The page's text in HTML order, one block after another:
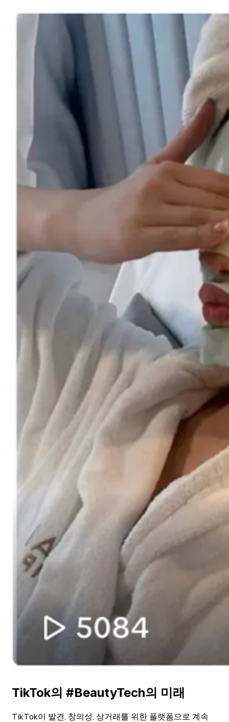
TikTok의 #BeautyTech의 미래
TikTok이 발견, 창의성, 상거래를 위한 플랫폼으로 계속